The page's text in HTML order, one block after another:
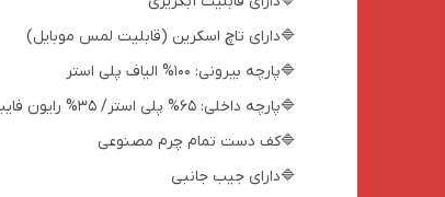
🔷دارای تاچ اسکرین (قابلیت لمس موبایل)
🔷پارچه بیرونی: 100% الیاف پلی استر
🔷پارچه داخلی: 65% پلی استر/ 35% رایون فایبر
🔷کف دست تمام چرم مصنوعی
🔷دارای جیب جانبی